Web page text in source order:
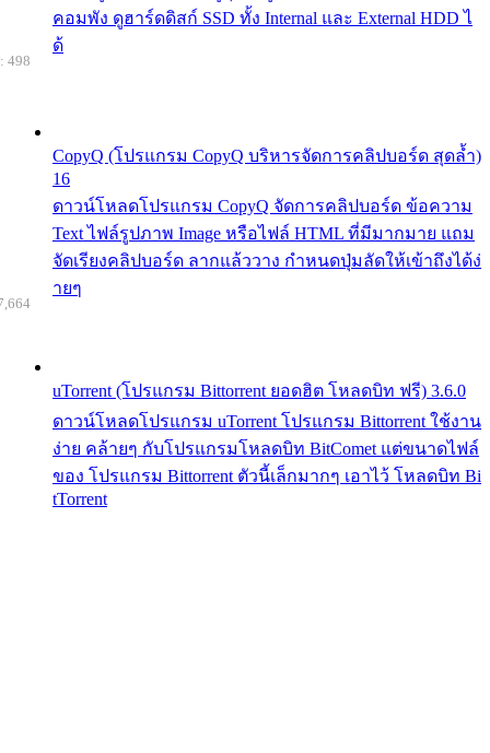
คอมพัง ดูฮาร์ดดิสก์ SSD ทั้ง Internal และ External HDD ไ
ด้
CopyQ (โปรแกรม CopyQ บริหารจัดการคลิปบอร์ด สุดล้ำ)
16
ดาวน์โหลดโปรแกรม CopyQ จัดการคลิปบอร์ด ข้อความ
Text ไฟล์รูปภาพ Image หรือไฟล์ HTML ที่มีมากมาย แถม
จัดเรียงคลิปบอร์ด ลากแล้ววาง กำหนดปุ่มลัดให้เข้าถึงได้ง่
ายๆ
498
uTorrent (โปรแกรม Bittorrent ยอดฮิต โหลดบิท ฟรี) 3.6.0
ดาวน์โหลดโปรแกรม uTorrent โปรแกรม Bittorrent ใช้งาน
ง่าย คล้ายๆ กับโปรแกรมโหลดบิท BitComet แต่ขนาดไฟล์
ของ โปรแกรม Bittorrent ตัวนี้เล็กมากๆ เอาไว้ โหลดบิท Bi
tTorrent